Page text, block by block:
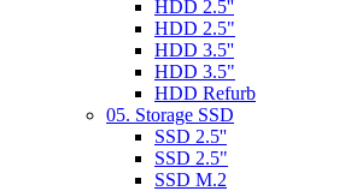
HDD 2.5''
HDD 2.5"
HDD 3.5''
HDD 3.5"
HDD Refurb
05. Storage SSD
SSD 2.5''
SSD 2.5"
SSD M.2